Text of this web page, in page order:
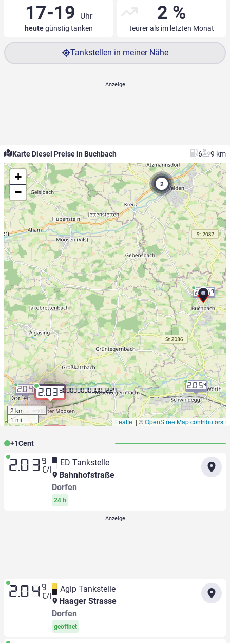
17-19 Uhr
heutegünstig tanken
2 %
teurer als im letzten Monat
Tankstellen in meiner Nähe
Karte Diesel Preise in Buchbach 6 9 km
2.039.000000000000227
2.049 2.059
2.059
2
+
−
2 km
1 mi
Leaflet | ©OpenStreetMap contributors
+1Cent
2.03 9
€/l
ED Tankstelle
Bahnhofstraße
Dorfen
24 h
2.04 9
€/l
Agip Tankstelle
Haager Strasse
Dorfen
geöffnet